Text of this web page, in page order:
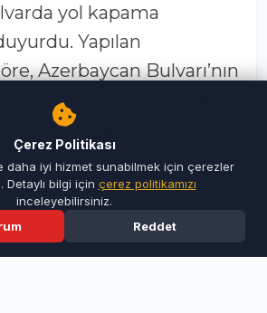
yol kapama
Yapılan
Azerbaycan Bulvarı’nın
ile kesiştiği noktadan
Kavşağı’na gidiş ve
24 Haziran – 2
arasında trafiğe kapalı
açıklamada, sürücülerin
levhaları ve
Dakika
Çerez Politikası
daha iyi hizmet sunabilmek için çerezler
Detaylı bilgi için çerez politikamızı
inceleyebilirsiniz.
Reddet